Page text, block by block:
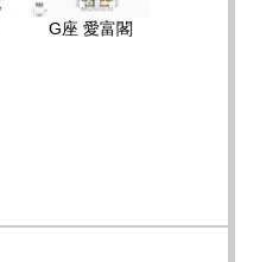
G座 愛富閣